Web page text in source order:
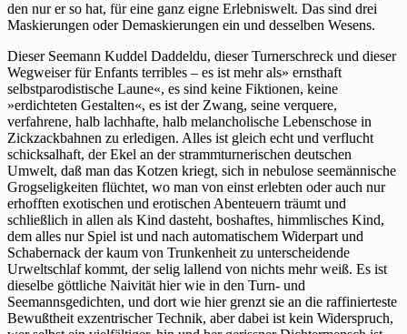
den nur er so hat, für eine ganz eigne Erlebniswelt. Das sind drei
Maskierungen oder Demaskierungen ein und desselben Wesens.
Dieser Seemann Kuddel Daddeldu, dieser Turnerschreck und dieser
Wegweiser für Enfants terribles – es ist mehr als» ernsthaft
selbstparodistische Laune«, es sind keine Fiktionen, keine
»erdichteten Gestalten«, es ist der Zwang, seine verquere,
verfahrene, halb lachhafte, halb melancholische Lebenschose in
Zickzackbahnen zu erledigen. Alles ist gleich echt und verflucht
schicksalhaft, der Ekel an der strammturnerischen deutschen
Umwelt, daß man das Kotzen kriegt, sich in nebulose seemännische
Grogseligkeiten flüchtet, wo man von einst erlebten oder auch nur
erhofften exotischen und erotischen Abenteuern träumt und
schließlich in allen als Kind dasteht, boshaftes, himmlisches Kind,
dem alles nur Spiel ist und nach automatischem Widerpart und
Schabernack der kaum von Trunkenheit zu unterscheidende
Urweltschlaf kommt, der selig lallend von nichts mehr weiß. Es ist
dieselbe göttliche Naivität hier wie in den Turn- und
Seemannsgedichten, und dort wie hier grenzt sie an die raffinierteste
Bewußtheit exzentrischer Technik, aber dabei ist kein Widerspruch,